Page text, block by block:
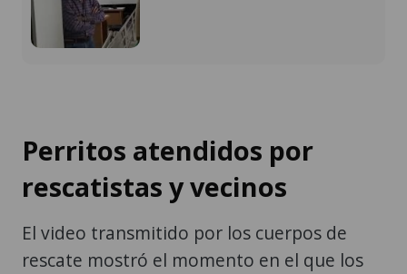
Perritos atendidos por
rescatistas y vecinos
El video transmitido por los cuerpos de
rescate mostró el momento en el que los